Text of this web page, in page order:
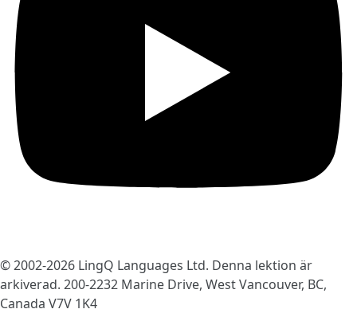
© 2002-2026 LingQ Languages Ltd. Denna lektion är
arkiverad. 200-2232 Marine Drive, West Vancouver, BC,
Canada V7V 1K4